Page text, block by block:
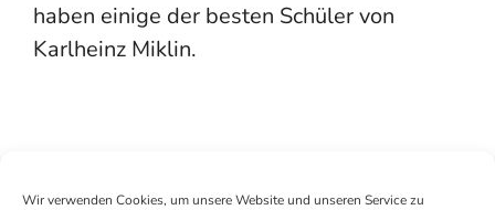
Wir verwenden Cookies, um unsere Website und unseren Service zu
haben einige der besten Schüler von
Karlheinz Miklin.